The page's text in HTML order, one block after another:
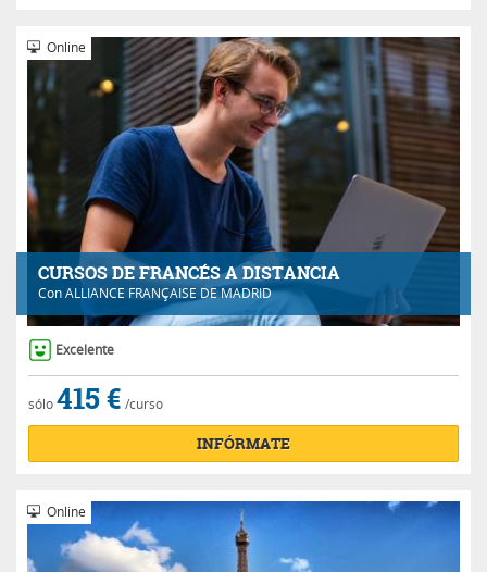
CURSOS DE FRANCÉS A DISTANCIA
ConALLIANCE FRANÇAISE DE MADRID
Online
Excelente
sólo415 € /curso
INFÓRMATE
Online